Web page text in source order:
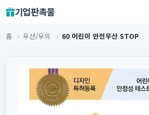
기업판촉물
홈 › 우산/우의 › 60 어린이 안전우산 STOP